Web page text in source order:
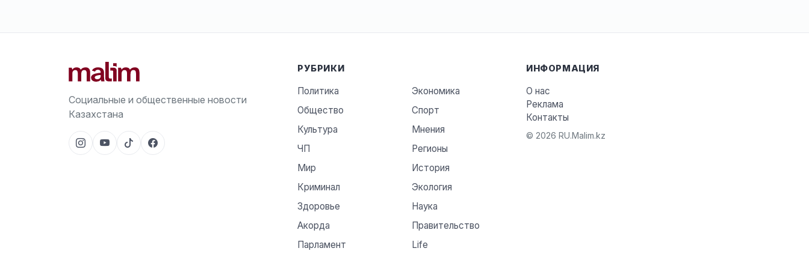
Социальные и общественные новости
Казахстана
РУБРИКИ
Политика
Экономика
Общество
Спорт
Культура
Мнения
ЧП
Регионы
Мир
История
Криминал
Экология
Здоровье
Наука
Акорда
Правительство
Парламент
Life
ИНФОРМАЦИЯ
О нас
Реклама
Контакты
© 2026 RU.Malim.kz